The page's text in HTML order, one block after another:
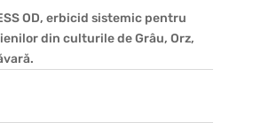
OD, erbicid sistemic pentru
din culturile de Grâu, Orz,